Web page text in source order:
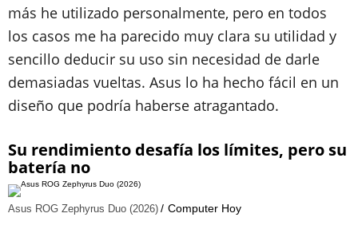
más he utilizado personalmente, pero en todos
los casos me ha parecido muy clara su utilidad y
sencillo deducir su uso sin necesidad de darle
demasiadas vueltas. Asus lo ha hecho fácil en un
diseño que podría haberse atragantado.
Su rendimiento desafía los límites, pero su
batería no
Asus ROG Zephyrus Duo (2026) Computer Hoy